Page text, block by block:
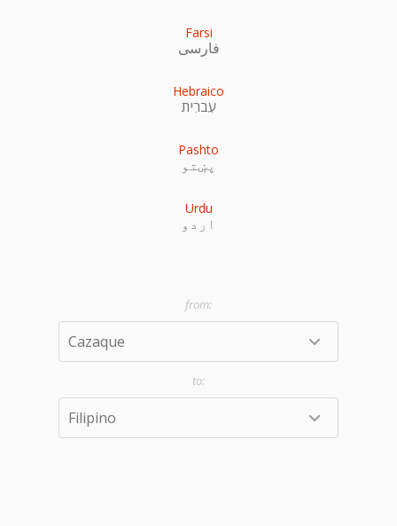
Farsi
فارسی
Hebraico
עִברִית
Pashto
پښتو
Urdu
اردو